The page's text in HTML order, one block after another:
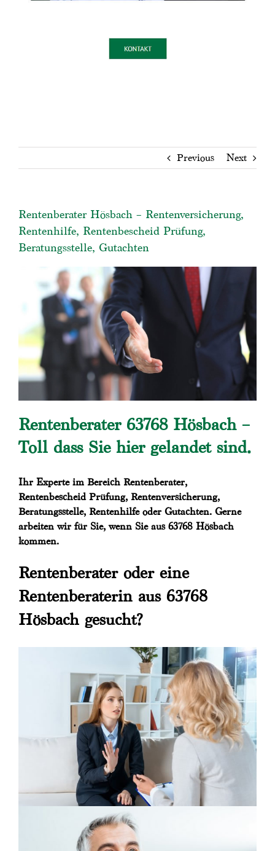
Previous Next
Rentenberater Hösbach – Rentenversicherung,
Rentenhilfe, Rentenbescheid Prüfung,
Beratungsstelle, Gutachten
Rentenberater 63768 Hösbach –
Toll dass Sie hier gelandet sind.
Ihr Experte im Bereich Rentenberater,
Rentenbescheid Prüfung, Rentenversicherung,
Beratungsstelle, Rentenhilfe oder Gutachten. Gerne
arbeiten wir für Sie, wenn Sie aus 63768 Hösbach
kommen.
Rentenberater oder eine
Rentenberaterin aus 63768
Hösbach gesucht?